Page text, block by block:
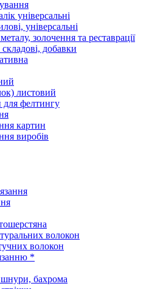
універсальні
універсальні
золочення та реставрації
добавки
листовий
для фелтингу
картин
виробів
волокон
волокон
*
шнури, бахрома